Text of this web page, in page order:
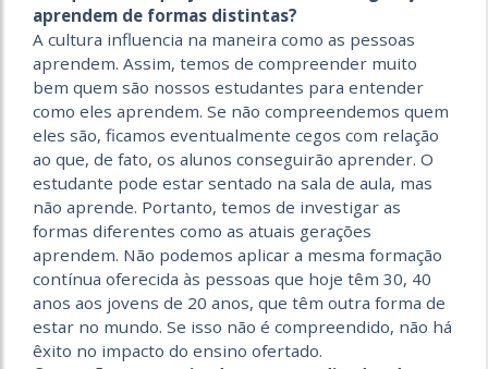
aprendem de formas distintas?
A cultura influencia na maneira como as pessoas
aprendem. Assim, temos de compreender muito
bem quem são nossos estudantes para entender
como eles aprendem. Se não compreendemos quem
eles são, ficamos eventualmente cegos com relação
ao que, de fato, os alunos conseguirão aprender. O
estudante pode estar sentado na sala de aula, mas
não aprende. Portanto, temos de investigar as
formas diferentes como as atuais gerações
aprendem. Não podemos aplicar a mesma formação
contínua oferecida às pessoas que hoje têm 30, 40
anos aos jovens de 20 anos, que têm outra forma de
estar no mundo. Se isso não é compreendido, não há
êxito no impacto do ensino ofertado.